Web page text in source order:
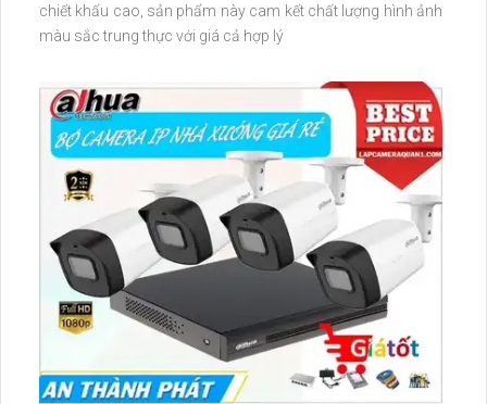
chiết khấu cao, sản phẩm này cam kết chất lượng hình ảnh
màu sắc trung thực với giá cả hợp lý